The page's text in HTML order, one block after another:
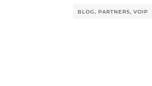
BLOG, PARTNERS, VOIP